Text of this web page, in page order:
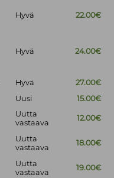
Hyvä 22.00€
Hyvä 24.00€
Hyvä
27.00€
Uusi 15.00€
Uutta
vastaava
12.00€
Uutta
vastaava
18.00€
Uutta
vastaava
19.00€